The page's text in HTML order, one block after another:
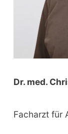
Dr. med.
Facharzt für